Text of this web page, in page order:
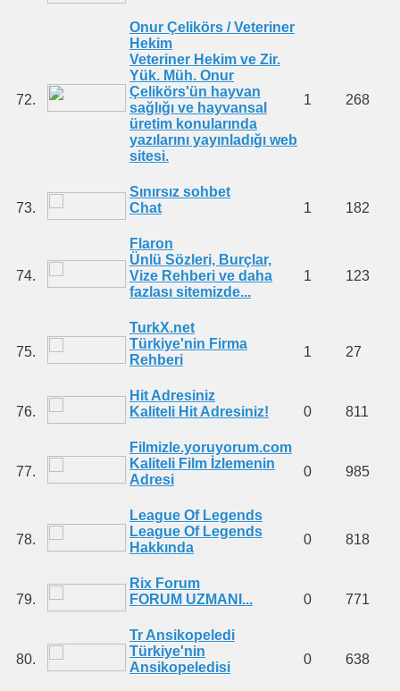
72.
Onur Çelikörs / Veteriner
Hekim
Veteriner Hekim ve Zir.
Yük. Müh. Onur
Çelikörs'ün hayvan
sağlığı ve hayvansal
üretim konularında
yazılarını yayınladığı web
sitesi.
1 268
73.
Sınırsız sohbet
Chat
1 182
74.
Flaron
Ünlü Sözleri, Burçlar,
Vize Rehberi ve daha
fazlası sitemizde...
1 123
75.
TurkX.net
Türkiye'nin Firma
Rehberi
1 27
76.
Hit Adresiniz
Kaliteli Hit Adresiniz!
0 811
77.
Filmizle.yoruyorum.com
Kaliteli Film İzlemenin
Adresi
0 985
78.
League Of Legends
League Of Legends
Hakkında
0 818
79.
Rix Forum
FORUM UZMANI...
0 771
80.
Tr Ansikopeledi
Türkiye'nin
Ansikopeledisi
0 638